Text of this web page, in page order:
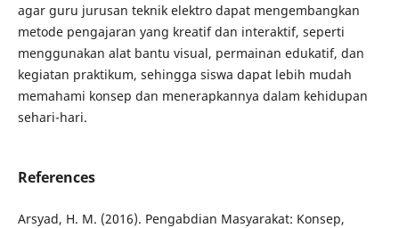
agar guru jurusan teknik elektro dapat mengembangkan
metode pengajaran yang kreatif dan interaktif, seperti
menggunakan alat bantu visual, permainan edukatif, dan
kegiatan praktikum, sehingga siswa dapat lebih mudah
memahami konsep dan menerapkannya dalam kehidupan
sehari-hari.
References
Arsyad, H. M. (2016). Pengabdian Masyarakat: Konsep,